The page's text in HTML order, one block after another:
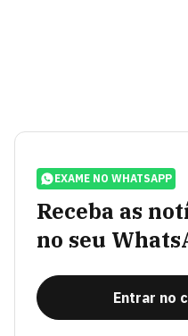
EXAME NO WHATSAPP
Receba as
no seu
Entrar no